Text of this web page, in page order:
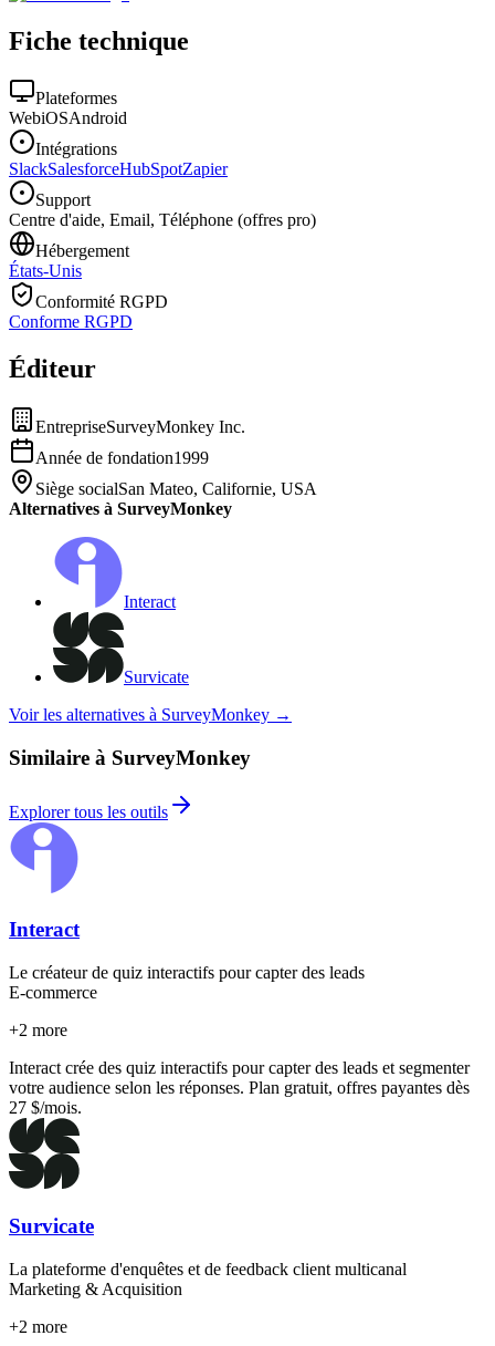
Fiche technique
Plateformes
WebiOSAndroid
Intégrations
SlackSalesforceHubSpotZapier
Support
Centre d'aide, Email, Téléphone (offres pro)
Hébergement
États-Unis
Conformité RGPD
Conforme RGPD
Éditeur
EntrepriseSurveyMonkey Inc.
Année de fondation1999
Siège socialSan Mateo, Californie, USA
Alternatives à SurveyMonkey
Interact
Survicate
Voir les alternatives à SurveyMonkey →
Similaire à SurveyMonkey
Explorer tous les outils
Interact
Le créateur de quiz interactifs pour capter des leads
E-commerce
+2 more
Interact crée des quiz interactifs pour capter des leads et segmenter
votre audience selon les réponses. Plan gratuit, offres payantes dès
27 $/mois.
Survicate
La plateforme d'enquêtes et de feedback client multicanal
Marketing & Acquisition
+2 more